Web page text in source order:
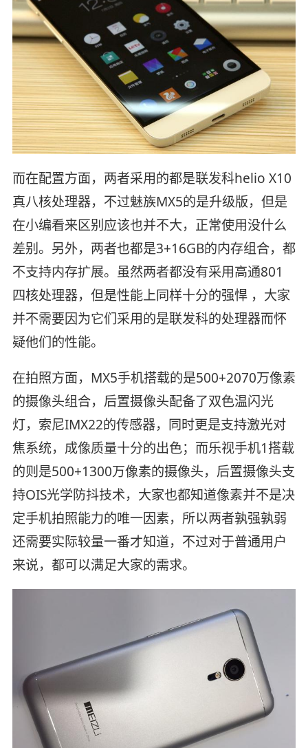
而在配置方面，两者采用的都是联发科helio X10
真八核处理器，不过魅族MX5的是升级版，但是
在小编看来区别应该也并不大，正常使用没什么
差别。另外，两者也都是3+16GB的内存组合，都
不支持内存扩展。虽然两者都没有采用高通801
四核处理器，但是性能上同样十分的强悍 ，大家
并不需要因为它们采用的是联发科的处理器而怀
疑他们的性能。
在拍照方面，MX5手机搭载的是500+2070万像素
的摄像头组合，后置摄像头配备了双色温闪光
灯，索尼IMX22的传感器，同时更是支持激光对
焦系统，成像质量十分的出色；而乐视手机1搭载
的则是500+1300万像素的摄像头，后置摄像头支
持OIS光学防抖技术，大家也都知道像素并不是决
定手机拍照能力的唯一因素，所以两者孰强孰弱
还需要实际较量一番才知道，不过对于普通用户
来说，都可以满足大家的需求。